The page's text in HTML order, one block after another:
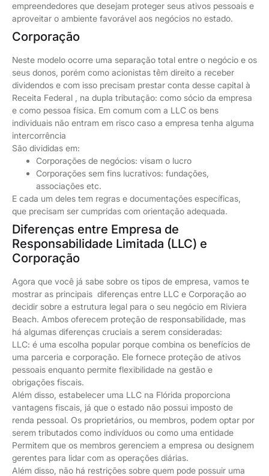
empreendedores que desejam proteger seus ativos pessoais e
aproveitar o ambiente favorável aos negócios no estado.
Corporação
Neste modelo ocorre uma separação total entre o negócio e os
seus donos, porém como acionistas têm direito a receber
dividendos e com isso precisam prestar conta desse capital à
Receita Federal , na dupla tributação: como sócio da empresa
e como pessoa física. Em comum com a LLC os bens
individuais não entram em risco caso a empresa tenha alguma
intercorrência
São divididas em:
Corporações de negócios: visam o lucro
Corporações sem fins lucrativos: fundações,
associações etc.
E cada um deles tem regras e documentações específicas,
que precisam ser cumpridas com orientação adequada.
Diferenças entre Empresa de
Responsabilidade Limitada (LLC) e
Corporação
Agora que você já sabe sobre os tipos de empresa, vamos te
mostrar as principais diferenças entre LLC e Corporação ao
decidir sobre a estrutura legal para o seu negócio em Riviera
Beach. Ambos oferecem proteção de responsabilidade, mas
há algumas diferenças cruciais a serem consideradas:
LLC: é uma escolha popular porque combina os benefícios de
uma parceria e corporação. Ele fornece proteção de ativos
pessoais enquanto permite flexibilidade na gestão e
obrigações fiscais.
Além disso, estabelecer uma LLC na Flórida proporciona
vantagens fiscais, já que o estado não possui imposto de
renda pessoal. Os proprietários, ou membros, podem optar por
serem tributados como indivíduos ou como uma entidade
Permitem que os membros gerenciem a empresa ou designem
gerentes para lidar com as operações diárias.
Além disso, não há restrições sobre quem pode possuir uma